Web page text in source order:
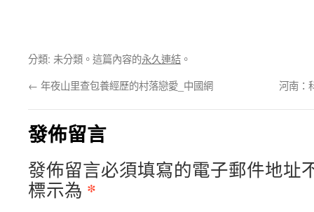
分類: 未分類。這篇內容的永久連結 。
← 年夜山里查包養經歷的村落戀愛_中國網 河南：
發佈留言
發佈留言必須填寫的電子郵件地址
標示為 *